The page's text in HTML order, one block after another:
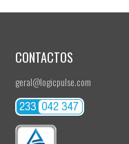
CONTACTOS
geral@logicpulse.com